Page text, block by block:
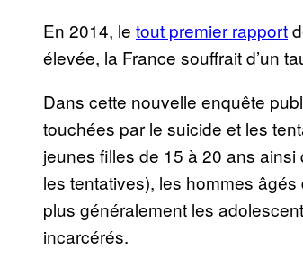
En 2014, le tout premier rapport
élevée, la France souffrait d’un
Dans cette nouvelle enquête
touchées par le suicide et les
jeunes filles de 15 à 20 ans
les tentatives), les hommes
plus généralement les
incarcérés.